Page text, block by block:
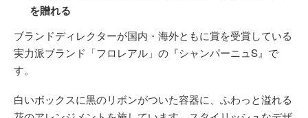
を贈れる
ブランドディレクターが国内・海外ともに賞を受賞している
実力派ブランド「フロレアル」の『シャンパーニュS』で
す。
白いボックスに黒のリボンがついた容器に、ふわっと溢れる